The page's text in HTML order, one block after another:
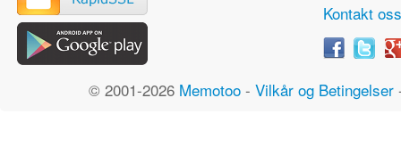
Kontakt oss
© 2001-2026 Memotoo - Vilkår og Betingelser